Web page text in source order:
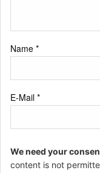
Name *
E-Mail *
We need your
content is not